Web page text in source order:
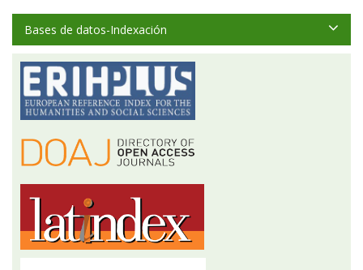
Bases de datos-Indexación